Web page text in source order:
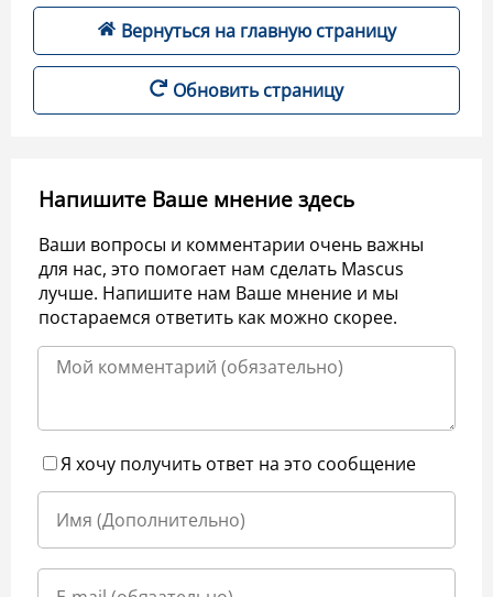
Вернуться на главную страницу
Обновить страницу
Напишите Ваше мнение здесь
Ваши вопросы и комментарии очень важны
для нас, это помогает нам сделать Mascus
лучше. Напишите нам Ваше мнение и мы
постараемся ответить как можно скорее.
Я хочу получить ответ на это сообщение